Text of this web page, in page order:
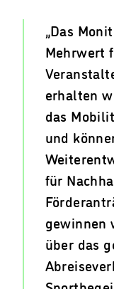
„Das
Mehrwert
erhalten
das
und
für
gewinnen
über das